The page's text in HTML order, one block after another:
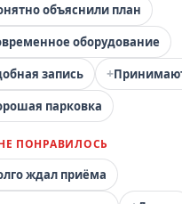
объяснили план
оборудование
запись +
парковка
ПОНРАВИЛОСЬ
ждал приёма